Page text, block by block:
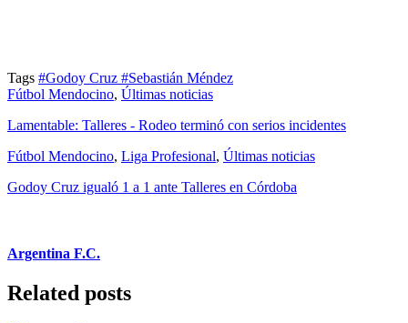
Tags #Godoy Cruz #Sebastián Méndez
Fútbol Mendocino, Últimas noticias
Lamentable: Talleres - Rodeo terminó con serios incidentes
Fútbol Mendocino, Liga Profesional, Últimas noticias
Godoy Cruz igualó 1 a 1 ante Talleres en Córdoba
Argentina F.C.
Related posts